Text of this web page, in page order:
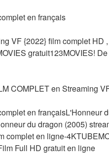
en français
VF {2022} film complet HD
gratuit123MOVIES!
COMPLET en Streaming
en françaisL'Honneur
du dragon (2005)
complet en ligne-
Full HD gratuit en ligne